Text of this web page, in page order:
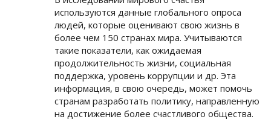
используются данные глобального опроса
людей, которые оценивают свою жизнь в
более чем 150 странах мира. Учитываются
такие показатели, как ожидаемая
продолжительность жизни, социальная
поддержка, уровень коррупции и др. Эта
информация, в свою очередь, может помочь
странам разработать политику, направленную
на достижение более счастливого общества.